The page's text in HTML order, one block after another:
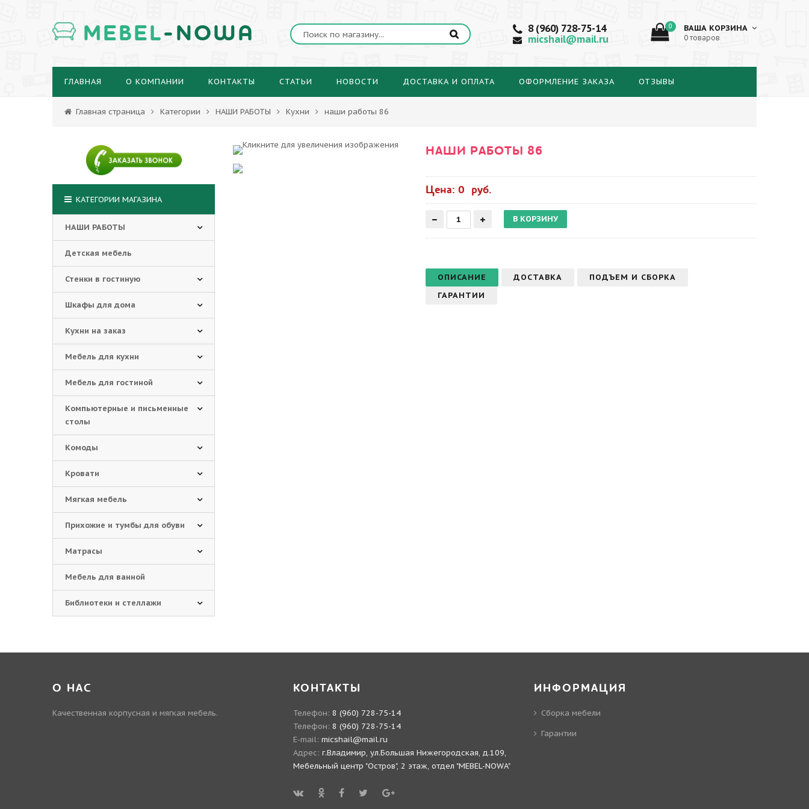
MEBEL-NOWA
8 (960) 728-75-14
micshail@mail.ru
0 ВАША КОРЗИНА
0 товаров
ГЛАВНАЯ О КОМПАНИИ КОНТАКТЫ СТАТЬИ НОВОСТИ ДОСТАВКА И ОПЛАТА ОФОРМЛЕНИЕ ЗАКАЗА ОТЗЫВЫ
Главная страница Категории НАШИ РАБОТЫ Кухни наши работы 86
НАШИ РАБОТЫ 86
Цена: 0 руб.
ОПИСАНИЕ ДОСТАВКА
ПОДЪЕМ И СБОРКА
ГАРАНТИИ
КАТЕГОРИИ МАГАЗИНА
НАШИ РАБОТЫ
Детская мебель
Стенки в гостиную
Шкафы для дома
Кухни на заказ
Мебель для кухни
Мебель для гостиной
Компьютерные и письменные
столы
Комоды
Кровати
Мягкая мебель
Прихожие и тумбы для обуви
Матрасы
Мебель для ванной
Библиотеки и стеллажи
О НАС
Качественная корпусная и мягкая мебель.
КОНТАКТЫ
Телефон: 8 (960) 728-75-14
Телефон: 8 (960) 728-75-14
E-mail: micshail@mail.ru
Адрес: г.Владимир, ул.Большая Нижегородская, д.109,
Мебельный центр "Остров", 2 этаж, отдел "MEBEL-NOWA"
ИНФОРМАЦИЯ
Сборка мебели
Гарантии